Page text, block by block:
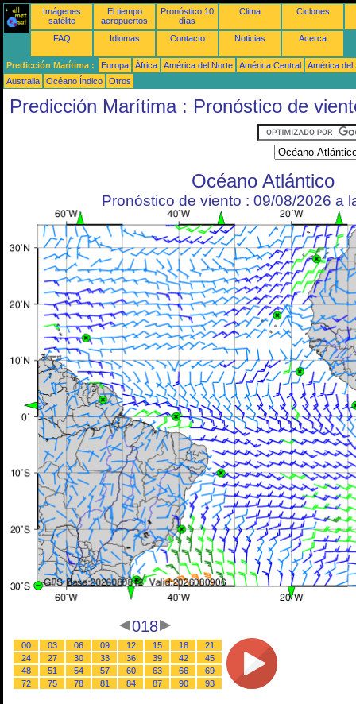
Imágenes
satélite
El tiempo
aeropuertos
Pronóstico 10
días
Clima Ciclones
FAQ Idiomas Contacto Noticias Acerca
Predicción Marítima : Europa África América del Norte América Central
América del
Australia
Océano Índico Otros
Predicción Marítima : Pronóstico de
Océano Atlántico
Pronóstico de viento : 09/08/2026 a
018
00 03 06 09 12 15 18
21
24
27 30 33 36 39 42
45
48
51 54 57 60 63 66
69
72
75 78 81 84 87 90 93